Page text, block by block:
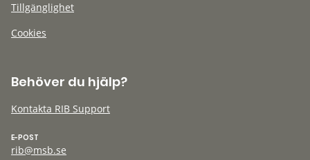
Tillgänglighet
Cookies
Behöver du hjälp?
Kontakta RIB Support
E-POST
rib@msb.se